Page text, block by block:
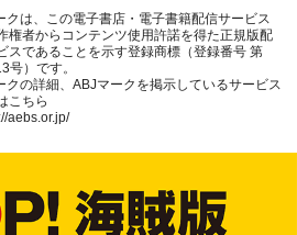
クは、この電子書店・電子書籍配信サービス
権者からコンテンツ使用許諾を得た正規版配
スであることを示す登録商標（登録番号 第
号）です。
クの詳細、ABJマークを掲示しているサービス
こちら
aebs.or.jp/